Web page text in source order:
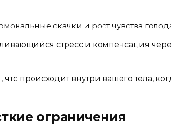
скачки и рост чувства
стресс и компенсация
происходит внутри вашего тела,
ограничения